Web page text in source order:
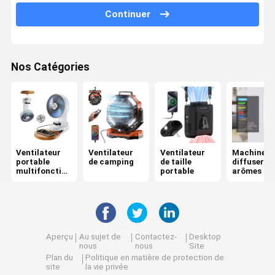
Humidificateur de flamme
Distributeur automatique de savon
Purificateurs d'air ménagers
Épurateur d'air de voiture
Casse de désinfection de brosse à dents intelligente
Clavier à axe magnétique
Continuer
Nos Catégories
Ventilateur
portable
multifonction
Ventilateur
de camping
Ventilateur
de taille
portable
Machines
diffuser
arômes
Aperçu
Au sujet de
nous
Contactez-
nous
Desktop
Site
Plan du
site
Politique en matière de protection de
la vie privée